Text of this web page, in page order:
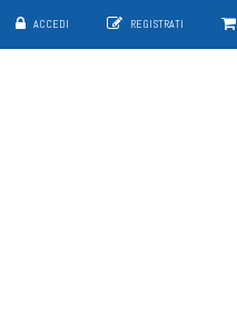
ACCEDI REGISTRATI